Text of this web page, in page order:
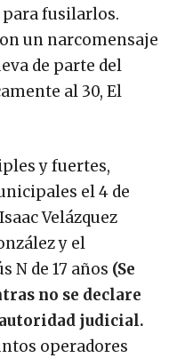
fusilarlos.
un narcomensaje
de parte del
al 30, El
y fuertes,
el 4 de
Velázquez
y el
N de 17 años (Se
no se declare
judicial.
operadores